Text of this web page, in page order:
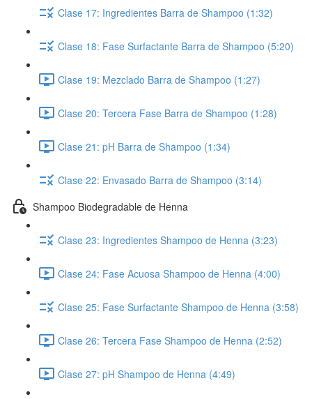
Clase 17: Ingredientes Barra de Shampoo (1:32)
Clase 18: Fase Surfactante Barra de Shampoo (5:20)
Clase 19: Mezclado Barra de Shampoo (1:27)
Clase 20: Tercera Fase Barra de Shampoo (1:28)
Clase 21: pH Barra de Shampoo (1:34)
Clase 22: Envasado Barra de Shampoo (3:14)
Shampoo Biodegradable de Henna
Clase 23: Ingredientes Shampoo de Henna (3:23)
Clase 24: Fase Acuosa Shampoo de Henna (4:00)
Clase 25: Fase Surfactante Shampoo de Henna (3:58)
Clase 26: Tercera Fase Shampoo de Henna (2:52)
Clase 27: pH Shampoo de Henna (4:49)